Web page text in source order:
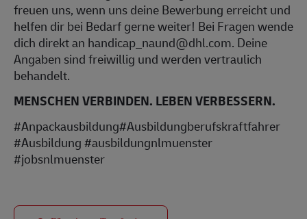
freuen uns, wenn uns deine Bewerbung erreicht und
helfen dir bei Bedarf gerne weiter! Bei Fragen wende
dich direkt an handicap_naund@dhl.com. Deine
Angaben sind freiwillig und werden vertraulich
behandelt.
MENSCHEN VERBINDEN. LEBEN VERBESSERN.
#Anpackausbildung#Ausbildungberufskraftfahrer
#Ausbildung #ausbildungnlmuenster
#jobsnlmuenster